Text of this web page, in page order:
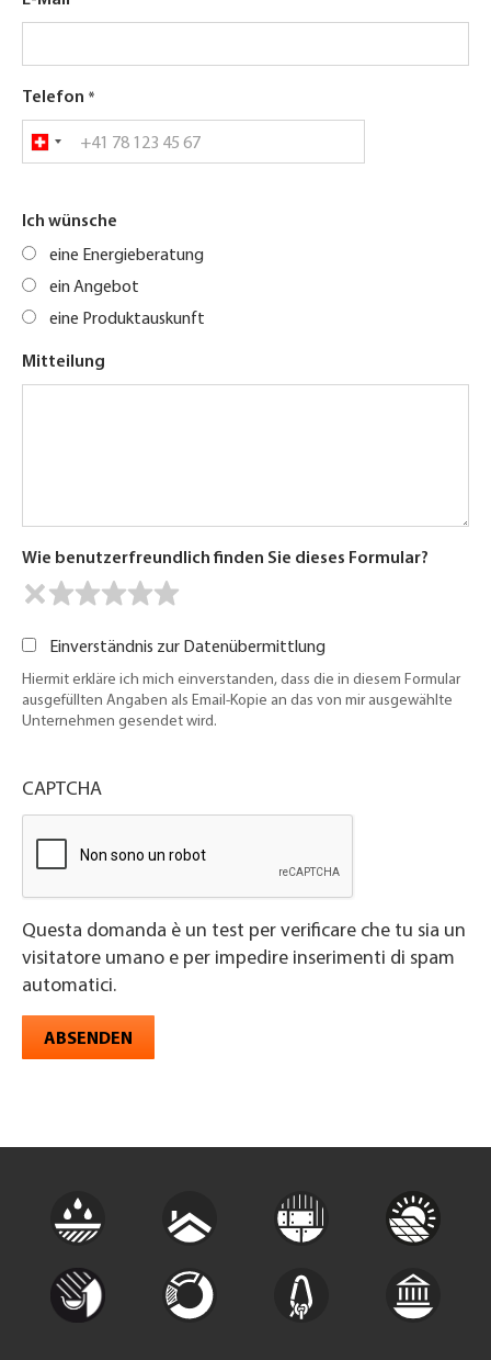
Telefon
Ich wünsche
eine Energieberatung
ein Angebot
eine Produktauskunft
Mitteilung
Wie benutzerfreundlich finden Sie dieses Formular?
Einverständnis zur Datenübermittlung
Hiermit erkläre ich mich einverstanden, dass die in diesem Formular
ausgefüllten Angaben als Email-Kopie an das von mir ausgewählte
Unternehmen gesendet wird.
CAPTCHA
Questa domanda è un test per verificare che tu sia un
visitatore umano e per impedire inserimenti di spam
automatici.
ABSENDEN